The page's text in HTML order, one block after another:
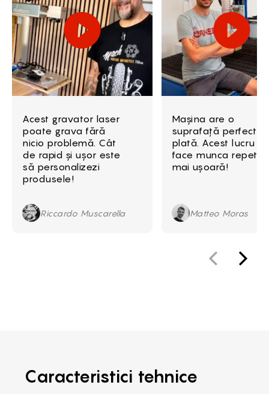
Acest gravator laser
poate grava fără
nicio problemă. Cât
de rapid și ușor este
să personalizezi
produsele!
Riccardo Muscarella
Mașina are o
suprafață perfect
plată. Acest lucru
face munca
mai ușoară!
Matteo Moras
Caracteristici tehnice